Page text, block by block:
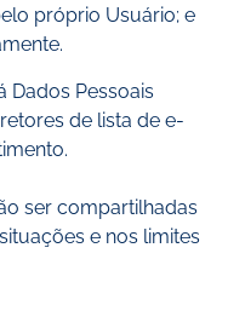
próprio Usuário; e
Dados Pessoais
de lista de e-
ser compartilhadas
e nos limites